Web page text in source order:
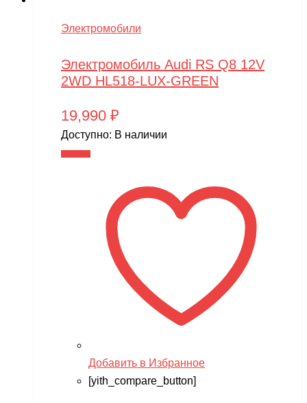
Электромобили
Электромобиль Audi RS Q8 12V
2WD HL518-LUX-GREEN
19,990 ₽
Доступно: В наличии
Добавить в Избранное
[yith_compare_button]